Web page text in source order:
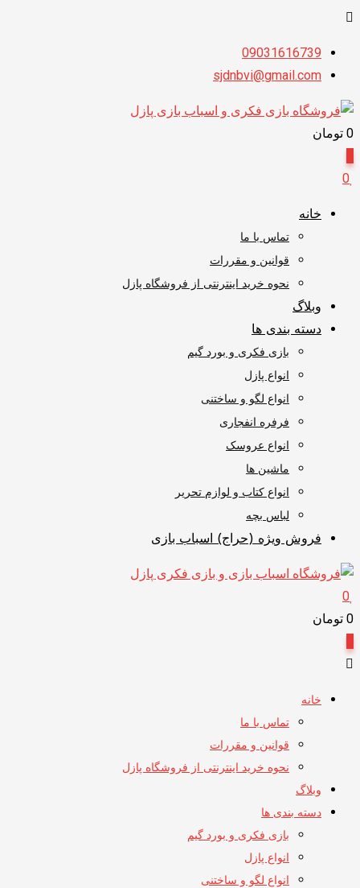
پرش
محتوا
09031616739
sjdnbvi@gmail.com
0 تومان
0
خانه
تماس با ما
قوانین و مقررات
نحوه خرید اینترنتی از فروشگاه پازل
وبلاگ
دسته بندی ها
بازی فکری و بورد گیم
انواع پازل
انواع لگو و ساختنی
فرفره انفجاری
انواع عروسک
ماشین ها
انواع کتاب و لوازم تحریر
لباس بچه
فروش ویژه (حراج) اسباب بازی
0
0 تومان
خانه
تماس با ما
قوانین و مقررات
نحوه خرید اینترنتی از فروشگاه پازل
وبلاگ
دسته بندی ها
بازی فکری و بورد گیم
انواع پازل
انواع لگو و ساختنی